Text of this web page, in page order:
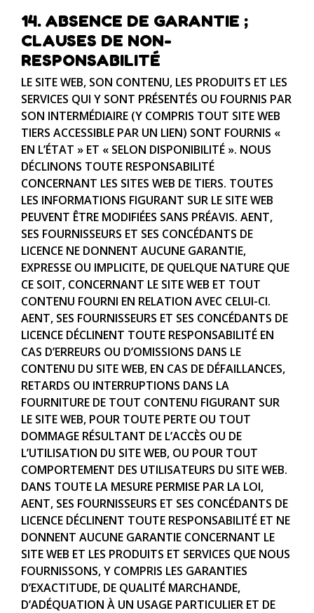
14. ABSENCE DE GARANTIE ;
CLAUSES DE NON-
RESPONSABILITÉ
LE SITE WEB, SON CONTENU, LES PRODUITS ET LES
SERVICES QUI Y SONT PRÉSENTÉS OU FOURNIS PAR
SON INTERMÉDIAIRE (Y COMPRIS TOUT SITE WEB
TIERS ACCESSIBLE PAR UN LIEN) SONT FOURNIS «
EN L’ÉTAT » ET « SELON DISPONIBILITÉ ». NOUS
DÉCLINONS TOUTE RESPONSABILITÉ
CONCERNANT LES SITES WEB DE TIERS. TOUTES
LES INFORMATIONS FIGURANT SUR LE SITE WEB
PEUVENT ÊTRE MODIFIÉES SANS PRÉAVIS. AENT,
SES FOURNISSEURS ET SES CONCÉDANTS DE
LICENCE NE DONNENT AUCUNE GARANTIE,
EXPRESSE OU IMPLICITE, DE QUELQUE NATURE QUE
CE SOIT, CONCERNANT LE SITE WEB ET TOUT
CONTENU FOURNI EN RELATION AVEC CELUI-CI.
AENT, SES FOURNISSEURS ET SES CONCÉDANTS DE
LICENCE DÉCLINENT TOUTE RESPONSABILITÉ EN
CAS D’ERREURS OU D’OMISSIONS DANS LE
CONTENU DU SITE WEB, EN CAS DE DÉFAILLANCES,
RETARDS OU INTERRUPTIONS DANS LA
FOURNITURE DE TOUT CONTENU FIGURANT SUR
LE SITE WEB, POUR TOUTE PERTE OU TOUT
DOMMAGE RÉSULTANT DE L’ACCÈS OU DE
L’UTILISATION DU SITE WEB, OU POUR TOUT
COMPORTEMENT DES UTILISATEURS DU SITE WEB.
DANS TOUTE LA MESURE PERMISE PAR LA LOI,
AENT, SES FOURNISSEURS ET SES CONCÉDANTS DE
LICENCE DÉCLINENT TOUTE RESPONSABILITÉ ET NE
DONNENT AUCUNE GARANTIE CONCERNANT LE
SITE WEB ET LES PRODUITS ET SERVICES QUE NOUS
FOURNISSONS, Y COMPRIS LES GARANTIES
D’EXACTITUDE, DE QUALITÉ MARCHANDE,
D’ADÉQUATION À UN USAGE PARTICULIER ET DE